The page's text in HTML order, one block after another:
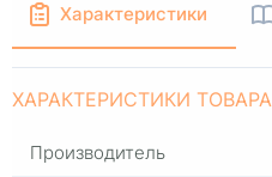
Характеристики
ХАРАКТЕРИСТИКИ ТОВАРА
Производитель